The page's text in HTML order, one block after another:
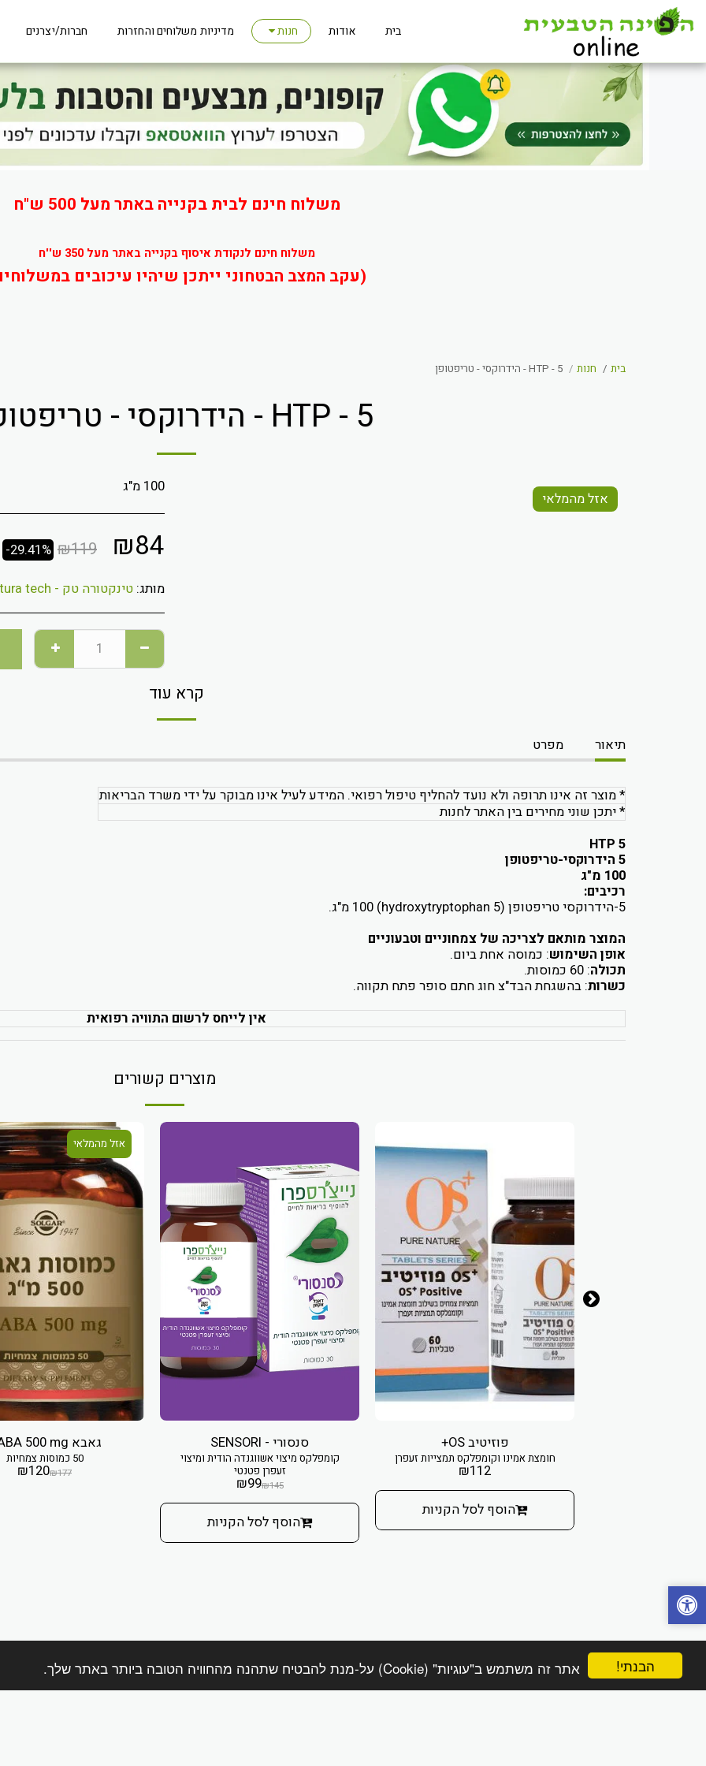
הבנתי! אתר זה משתמש ב"עוגיות" (Cookie) על-מנת להבטיח שתהנה מהחוויה הטובה ביותר באתר שלך.
משלוח חינם לבית בקנייה באתר מעל 500 ש"ח
משלוח חינם לנקודת איסוף בקנייה באתר מעל 350 ש''ח
(עקב המצב הבטחוני ייתכן שיהיו עיכובים
בית אודות חנות מדיניות משלוחים והחזרות חברות/יצרנים
בית חנות 5 - HTP - הידרוקסי - טריפטופן
5 - HTP - הידרוקסי - טריפטופן
אזל מהמלאי
100 מ"ג
₪84
₪119
-29.41%
מותג: טינקטורה טק - tinctura tech
קרא עוד
תיאור מפרט
* מוצר זה אינו תרופה ולא נועד להחליף טיפול רפואי. המידע לעיל אינו מבוקר על ידי משרד הבריאות
* יתכן שוני מחירים בין האתר לחנות
5 HTP
5 הידרוקסי-טריפטופן
100 מ"ג
רכיבים:
5-הידרוקסי טריפטופן (5 hydroxytryptophan) 100 מ"ג.
המוצר מותאם לצריכה של צמחוניים וטבעוניים
אופן השימוש: כמוסה אחת ביום.
תכולה: 60 כמוסות.
כשרות: בהשגחת הבד"צ חוג חתם סופר פתח תקווה.
אין לייחס לרשום התוויה רפואית
מוצרים קשורים
פוזיטיב OS+
חומצת אמינו וקומפלקס תמצייות זעפרן
₪112
הוסף לסל הקניות
סנסורי - SENSORI
קומפלקס מיצוי אשווגנדה הודית ומיצוי
זעפרן פטנטי
₪145
₪99
הוסף לסל הקניות
אזל מהמלאי
גאבא GABA 500 mg
50 כמוסות צמחיות
₪177
₪120